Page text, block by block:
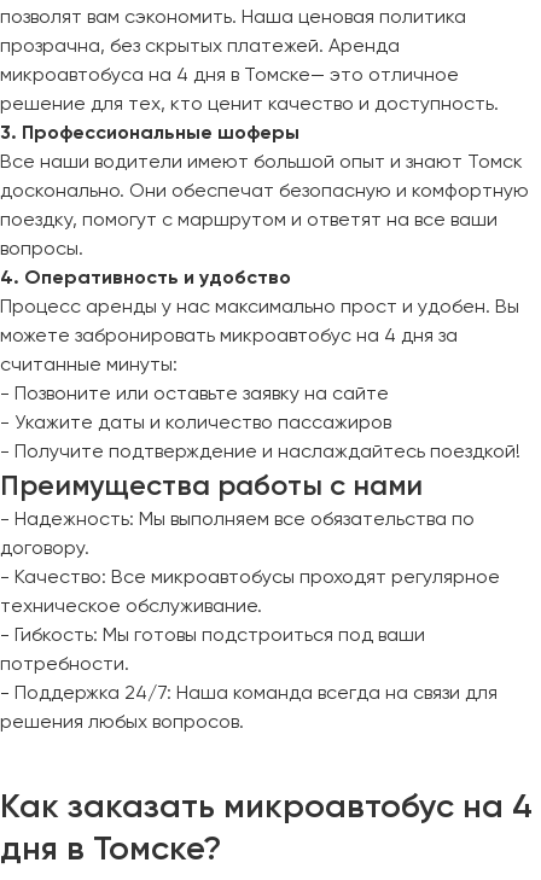
позволят вам сэкономить. Наша ценовая политика
прозрачна, без скрытых платежей. Аренда
микроавтобуса на 4 дня в Томске— это отличное
решение для тех, кто ценит качество и доступность.
3. Профессиональные шоферы
Все наши водители имеют большой опыт и знают Томск
досконально. Они обеспечат безопасную и комфортную
поездку, помогут с маршрутом и ответят на все ваши
вопросы.
4. Оперативность и удобство
Процесс аренды у нас максимально прост и удобен. Вы
можете забронировать микроавтобус на 4 дня за
считанные минуты:
- Позвоните или оставьте заявку на сайте
- Укажите даты и количество пассажиров
- Получите подтверждение и наслаждайтесь поездкой!
Преимущества работы с нами
- Надежность: Мы выполняем все обязательства по
договору.
- Качество: Все микроавтобусы проходят регулярное
техническое обслуживание.
- Гибкость: Мы готовы подстроиться под ваши
потребности.
- Поддержка 24/7: Наша команда всегда на связи для
решения любых вопросов.
Как заказать микроавтобус на 4
дня в Томске?